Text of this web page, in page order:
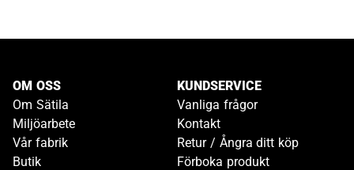
OM OSS
Om Sätila
Miljöarbete
Vår fabrik
Butik
KUNDSERVICE
Vanliga frågor
Kontakt
Retur / Ångra ditt köp
Förboka produkt